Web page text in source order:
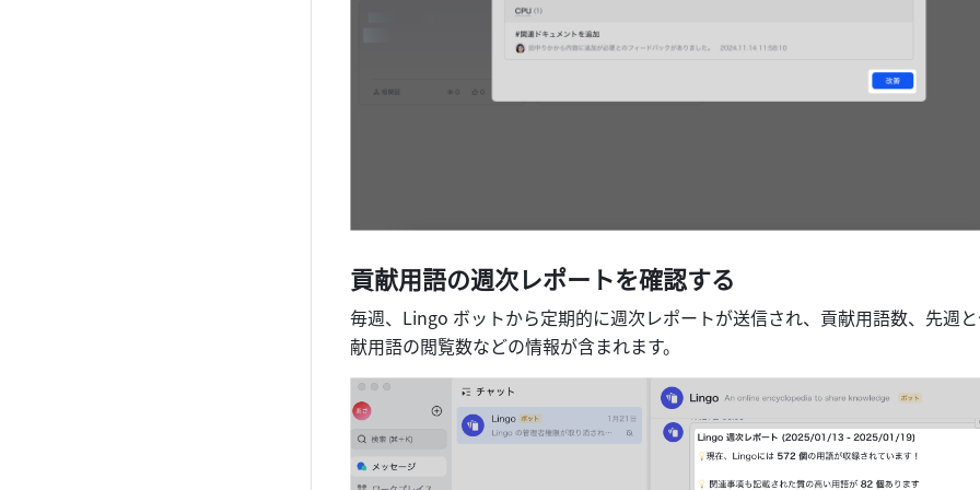
貢献用語の週次レポートを確認する
毎週、Lingo ボットから定期的に週次レポートが送信され、貢献用語数、先週
献用語の閲覧数などの情報が含まれます。